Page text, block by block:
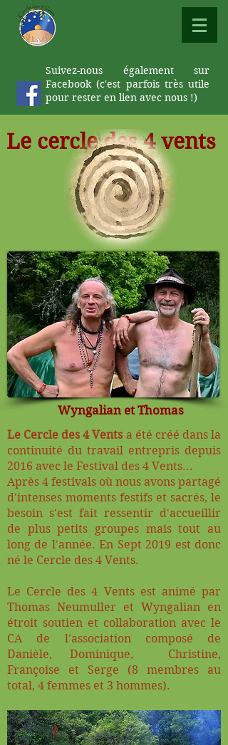
Suivez-nous également sur
Facebook (c'est parfois très utile
pour rester en lien avec nous !)
Le cercle des 4 vents
Wyngalian et Thomas
Le Cercle des 4 Vents a été créé dans la
continuité du travail entrepris depuis
2016 avec le Festival des 4 Vents...
Après 4 festivals où nous avons partagé
d'intenses moments festifs et sacrés, le
besoin s'est fait ressentir d'accueillir
de plus petits groupes mais tout au
long de l'année. En Sept 2019 est donc
né le Cercle des 4 Vents.
Le Cercle des 4 Vents est animé par
Thomas Neumuller et Wyngalian en
étroit soutien et collaboration avec le
CA de l'association composé de
Danièle, Dominique, Christine,
Françoise et Serge (8 membres au
total, 4 femmes et 3 hommes).